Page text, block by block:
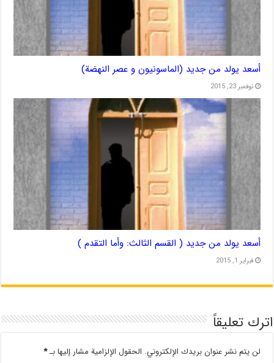
أسعد يولد من جديد (الماسونيون و عصر النهضة)
نوفمبر 23, 2015
أسعد يولد من جديد ( القسم الثالث: وأما التقدم )
فبراير 1, 2015
اترك تعليقاً
لن يتم نشر عنوان بريدك الإلكتروني. الحقول الإلزامية مشار إليها بـ*